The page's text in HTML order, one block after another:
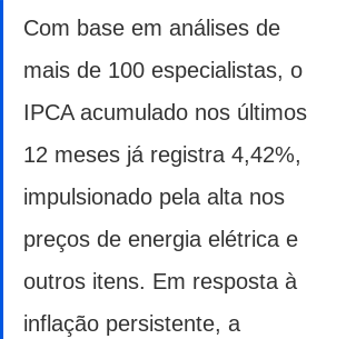
Com base em análises de
mais de 100 especialistas, o
IPCA acumulado nos últimos
12 meses já registra 4,42%,
impulsionado pela alta nos
preços de energia elétrica e
outros itens. Em resposta à
inflação persistente, a